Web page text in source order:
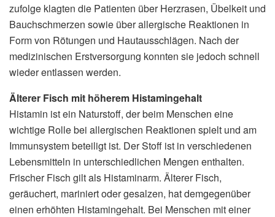
zufolge klagten die Patienten über Herzrasen, Übelkeit und
Bauchschmerzen sowie über allergische Reaktionen in
Form von Rötungen und Hautausschlägen. Nach der
medizinischen Erstversorgung konnten sie jedoch schnell
wieder entlassen werden.
Älterer Fisch mit höherem Histamingehalt
Histamin ist ein Naturstoff, der beim Menschen eine
wichtige Rolle bei allergischen Reaktionen spielt und am
Immunsystem beteiligt ist. Der Stoff ist in verschiedenen
Lebensmitteln in unterschiedlichen Mengen enthalten.
Frischer Fisch gilt als Histaminarm. Älterer Fisch,
geräuchert, mariniert oder gesalzen, hat demgegenüber
einen erhöhten Histamingehalt. Bei Menschen mit einer